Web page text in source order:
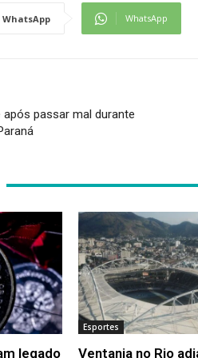
WhatsApp
passar mal durante
legado
Esportes
Ventania no Rio